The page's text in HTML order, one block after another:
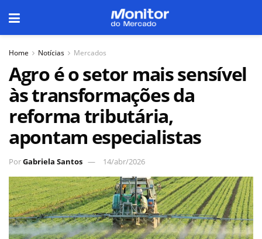
Home Notícias Mercados
Agro é o setor mais sensível
às transformações da
reforma tributária,
apontam especialistas
PorGabriela Santos 14/abr/2026